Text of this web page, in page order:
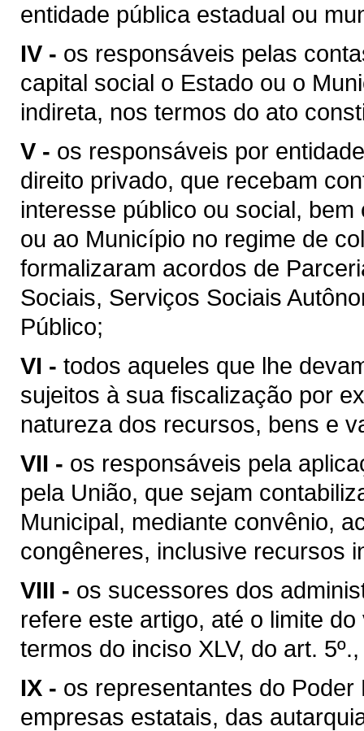
entidade pública estadual ou
IV - os responsáveis pelas
capital social o Estado ou o
indireta, nos termos do ato
V - os responsáveis por
direito privado, que recebam
interesse público ou social,
ou ao Município no regime de
formalizaram acordos de
Sociais, Serviços Sociais
Público;
VI - todos aqueles que lhe
sujeitos à sua fiscalização por
natureza dos recursos, bens e
VII - os responsáveis pela
pela União, que sejam
Municipal, mediante convênio,
congêneres, inclusive recursos
VIII - os sucessores dos
refere este artigo, até o limite
termos do inciso XLV, do art.
IX - os representantes do
empresas estatais, das